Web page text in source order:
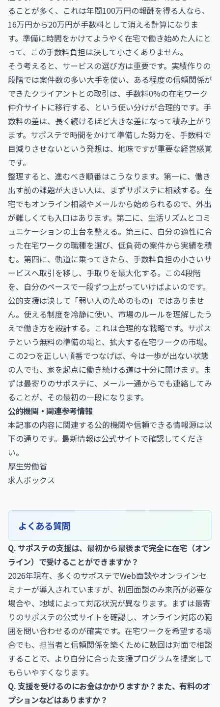
ることが多く、これは年間100万円の報酬を得る人なら、
16万円から20万円が手数料として消える計算になりま
す。準備に時間をかけてようやく在宅で働き始めた人にと
って、この手数料負担は決して小さくありません。
そう考えると、サービスの選び方は重要です。実績作りの
段階では案件数の多い大手を使い、ある程度の信頼関係が
できたクライアントとの取引は、手数料0%の在宅ワーク
仲介サイトに移行する、という使い分けが合理的です。手
数料の差は、長く続けるほど大きな差になって積み上がり
ます。サポステで時間をかけて準備した努力を、手数料で
目減りさせないという発想は、地味ですが重要な経営感覚
です。
整理すると、進むべき順番はこうなります。第一に、働き
出す前の課題が大きい人は、まずサポステに相談する。在
宅でもオンライン相談やメールから始められるので、外出
が難しくても入口はあります。第二に、生活リズムとコミ
ュニケーションの土台を整える。第三に、自分の適性に合
った在宅ワークの職種を選び、低負荷の案件から実績を積
む。第四に、軌道に乗ってきたら、手数料負担の小さいサ
ービスへ取引を移し、手取りを最大化する。この4段階
を、自分のペースで一段ずつ上がっていけばよいのです。
公的支援は決して「弱い人のためのもの」ではありませ
ん。使える制度を冷静に使い、市場のルールを理解したう
えで働き方を設計する。これは合理的な戦略です。サポス
テという無料の準備の場と、拡大する在宅ワークの市場。
この2つを正しい順番でつなげば、今は一歩が出ない状態
の人でも、家を起点に働き続ける道は十分に開けます。ま
ずは最寄りのサポステに、メール一通からでも連絡してみ
ることが、その最初の一段になります。
公的機関・関連参考情報
本記事の内容に関連する公的機関や信頼できる情報源は以
下の通りです。最新情報は公式サイトで確認してくださ
い。
厚生労働省
求人ボックス
よくある質問
Q. サポステの支援は、最初から最後まで完全に在宅（オン
ライン）で受けることができますか？
2026年現在、多くのサポステでWeb面談やオンラインセ
ミナーが導入されていますが、初回面談のみ来所が必要な
場合や、地域によって対応状況が異なります。まずは最寄
りのサポステの公式サイトを確認し、オンライン対応の範
囲を問い合わせるのが確実です。在宅ワークを希望する場
合でも、担当者と信頼関係を築くために数回は対面で相談
することで、より自分に合った支援プログラムを提案して
もらいやすくなります。
Q. 支援を受けるのにお金はかかりますか？また、有料のオ
プションなどはありますか？